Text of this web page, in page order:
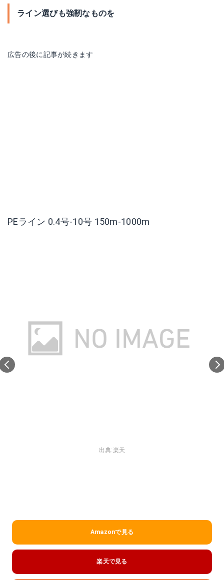
ライン選びも強靭なものを
広告の後に記事が続きます
PEライン 0.4号-10号 150m-1000m
出典:楽天
Amazonで見る
楽天で見る